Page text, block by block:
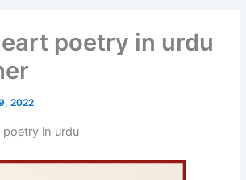
poetry in urdu
2022
in urdu